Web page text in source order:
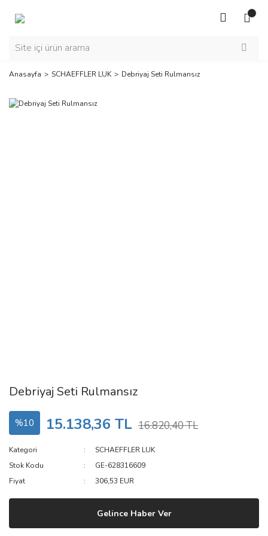
Anasayfa SCHAEFFLER LUK Debriyaj Seti Rulmansız
Debriyaj Seti Rulmansız
%10 15.138,36 TL 16.820,40 TL
Kategori
SCHAEFFLER LUK
Stok Kodu
GE-628316609
Fiyat
306,53 EUR
Gelince Haber Ver